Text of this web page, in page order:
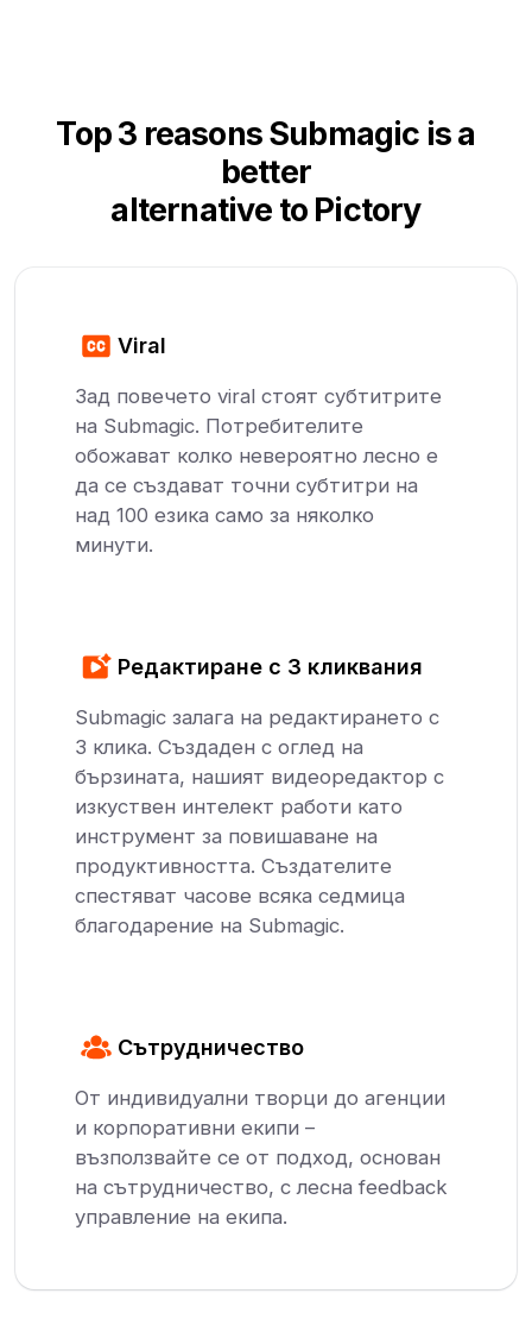
Top 3 reasons Submagic is a
better
alternative to Pictory
Viral
Зад повечето viral стоят субтитрите
на Submagic. Потребителите
обожават колко невероятно лесно е
да се създават точни субтитри на
над 100 езика само за няколко
минути.
Редактиране с 3 кликвания
Submagic залага на редактирането с
3 клика. Създаден с оглед на
бързината, нашият видеоредактор с
изкуствен интелект работи като
инструмент за повишаване на
продуктивността. Създателите
спестяват часове всяка седмица
благодарение на Submagic.
Сътрудничество
От индивидуални творци до агенции
и корпоративни екипи –
възползвайте се от подход, основан
на сътрудничество, с лесна feedback
управление на екипа.